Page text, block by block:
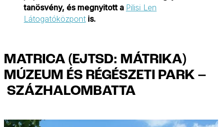
tanösvény, és megnyitott a Pilisi Len
Látogatóközpont is.
MATRICA (EJTSD: MÁTRIKA)
MÚZEUM ÉS RÉGÉSZETI PARK –
SZÁZHALOMBATTA